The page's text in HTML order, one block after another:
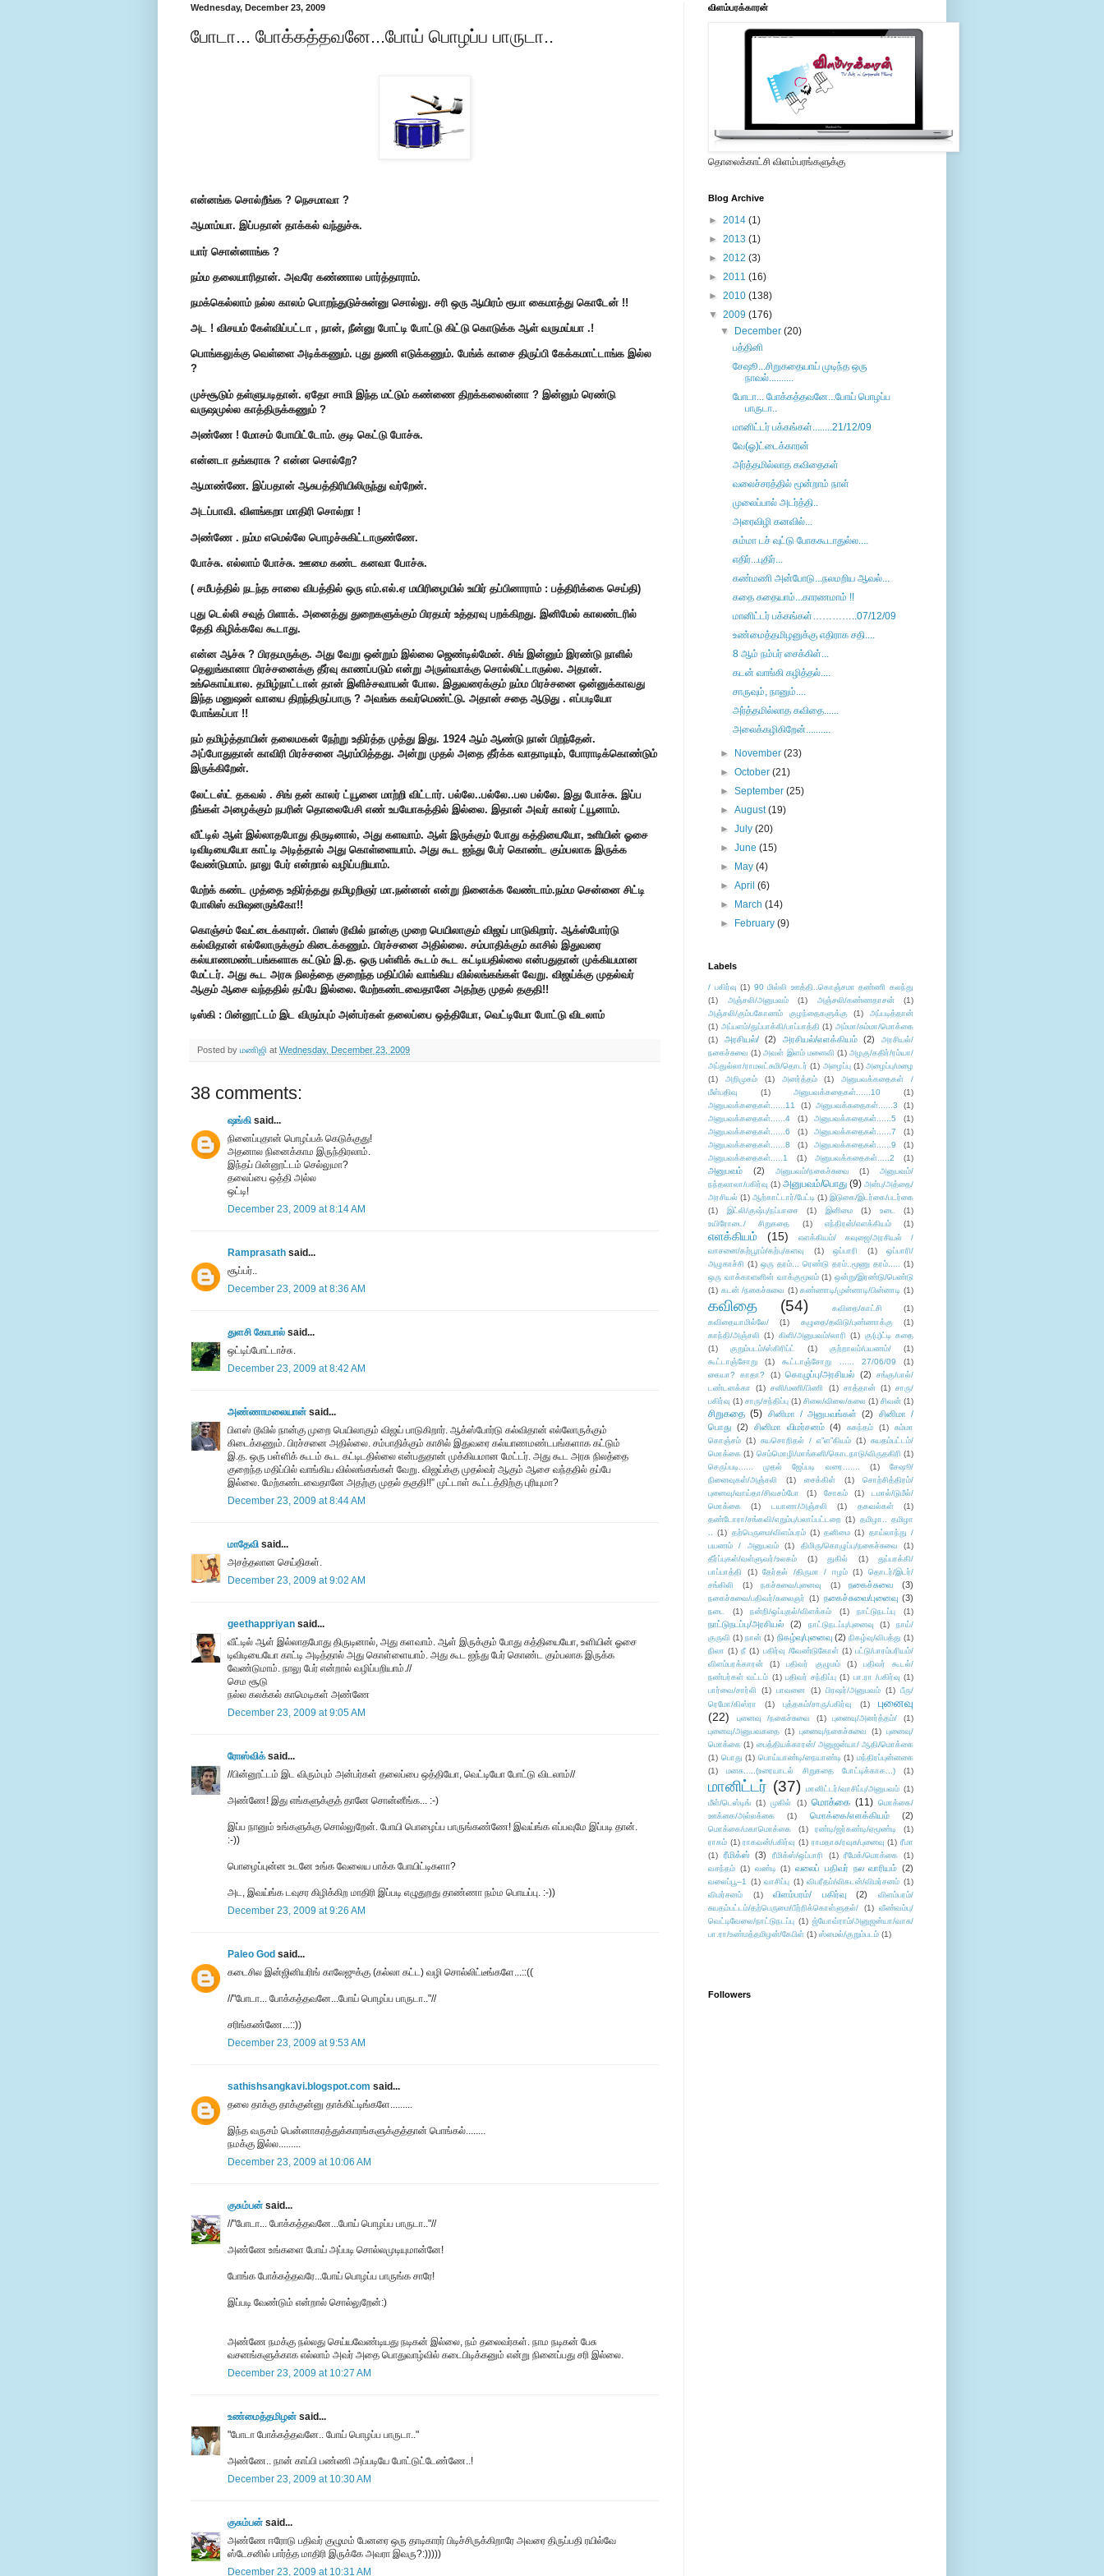
Wednesday, December 23, 2009
போடா... போக்கத்தவனே...போய் பொழப்ப பாருடா..
என்னங்க சொல்றீங்க ? நெசமாவா ?
ஆமாம்யா. இப்பதான் தாக்கல் வந்துச்சு.
யார் சொன்னாங்க ?
நம்ம தலையாரிதான். அவரே கண்ணால பார்த்தாராம்.
நமக்கெல்லாம் நல்ல காலம் பொறந்துடுச்சுன்னு சொல்லு. சரி ஒரு ஆயிரம் ரூபா கைமாத்து கொடேன் !!
அட ! விசயம் கேள்விப்பட்டா , நான், நீன்னு போட்டி போட்டு கிட்டு கொடுக்க ஆள் வருமய்யா .!
பொங்கலுக்கு வெள்ளை அடிக்கணும். புது துணி எடுக்கணும். பேங்க் காசை திருப்பி கேக்கமாட்டாங்க இல்ல
?
முச்சூடும் தள்ளுபடிதான். ஏதோ சாமி இந்த மட்டும் கண்ணை திறக்கலைன்னா ? இன்னும் ரெண்டு
வருஷமுல்ல காத்திருக்கணும் ?
அண்ணே ! மோசம் போயிட்டோம். குடி கெட்டு போச்சு.
என்னடா தங்கராசு ? என்ன சொல்றே?
ஆமாண்ணே. இப்பதான் ஆசுபத்திரியிலிருந்து வர்றேன்.
அடப்பாவி. விளங்கறா மாதிரி சொல்றா !
அண்ணே . நம்ம எமெல்லே பொழச்சுகிட்டாருண்ணே.
போச்சு. எல்லாம் போச்சு. ஊமை கண்ட கனவா போச்சு.
( சமீபத்தில் நடந்த சாலை விபத்தில் ஒரு எம்.எல்.ஏ மயிரிழையில் உயிர் தப்பினாராம் : பத்திரிக்கை செய்தி)
புது டெல்லி சவுத் பிளாக். அனைத்து துறைகளுக்கும் பிரதமர் உத்தரவு பறக்கிறது. இனிமேல் காலண்டரில்
தேதி கிழிக்கவே கூடாது.
என்ன ஆச்சு ? பிரதமருக்கு. அது வேறு ஒன்றும் இல்லை ஜெண்டில்மேன். சிங் இன்னும் இரண்டு நாளில்
தெலுங்கானா பிரச்சனைக்கு தீர்வு காணப்படும் என்று அருள்வாக்கு சொல்லிட்டாருல்ல. அதான்.
உங்கொய்யால. தமிழ்நாட்டான் தான் இளிச்சவாயன் போல. இதுவரைக்கும் நம்ம பிரச்சனை ஒன்னுக்காவது
இந்த மனுஷன் வாயை திறந்திருப்பாரு ? அவங்க கவர்மெண்ட்டு. அதான் சதை ஆடுது . எப்படியோ
போங்கப்பா !!
நம் தமிழ்த்தாயின் தலைமகன் நேற்று உதிர்த்த முத்து இது. 1924 ஆம் ஆண்டு நான் பிறந்தேன்.
அப்போதுதான் காவிரி பிரச்சனை ஆரம்பித்தது. அன்று முதல் அதை தீர்க்க வாதாடியும், போராடிக்கொண்டும்
இருக்கிறேன்.
லேட்டஸ்ட் தகவல் . சிங் தன் காலர் ட்யூனை மாற்றி விட்டார். பல்லே..பல்லே..பல பல்லே. இது போச்சு. இப்ப
நீங்கள் அழைக்கும் நபரின் தொலைபேசி எண் உபயோகத்தில் இல்லை. இதான் அவர் காலர் ட்யூனாம்.
வீட்டில் ஆள் இல்லாதபோது திருடினால், அது களவாம். ஆள் இருக்கும் போது கத்தியையோ, உளியின் ஓசை
டிவிடியையோ காட்டி அடித்தால் அது கொள்ளையாம். அது கூட ஐந்து பேர் கொண்ட கும்பலாக இருக்க
வேண்டுமாம். நாலு பேர் என்றால் வழிப்பறியாம்.
மேற்க் கண்ட முத்தை உதிர்த்தது தமிழறிஞர் மா.நன்னன் என்று நினைக்க வேண்டாம்.நம்ம சென்னை சிட்டி
போலிஸ் கமிஷனருங்கோ!!
கொஞ்சம் வேட்டைக்காரன். பிளஸ் டூவில் நான்கு முறை பெயிலாகும் விஜய் பாடுகிறார். ஆக்ஸ்போர்டு
கல்விதான் எல்லோருக்கும் கிடைக்கணும். பிரச்சனை அதில்லை. சம்பாதிக்கும் காசில் இதுவரை
கல்யாணமண்டபங்களாக கட்டும் இ.த. ஒரு பள்ளிக் கூடம் கூட கட்டியதில்லை என்பதுதான் முக்கியமான
மேட்டர். அது கூட அரசு நிலத்தை குறைந்த மதிப்பில் வாங்கிய வில்லங்கங்கள் வேறு. விஜய்க்கு முதல்வர்
ஆகும் ஆசை வந்ததில் தப்பே இல்லை. மேற்கண்டவைதானே அதற்கு முதல் தகுதி!!
டிஸ்கி : பின்னூட்டம் இட விரும்பும் அன்பர்கள் தலைப்பை ஒத்தியோ, வெட்டியோ போட்டு விடலாம்
Posted by மணிஜி at Wednesday, December 23, 2009
38 comments:
ஷங்கி said...
நினைப்புதான் பொழப்பக் கெடுக்குது!
அதனால நினைக்காம இருந்திரலாம்.
இந்தப் பின்னூட்டம் செல்லுமா?
தலைப்பை ஒத்தி அல்ல
ஒட்டி!
December 23, 2009 at 8:14 AM
Ramprasath said...
சூப்பர்..
December 23, 2009 at 8:36 AM
துளசி கோபால் said...
ஒட்டிப்போட்டாச்சு.
December 23, 2009 at 8:42 AM
அண்ணாமலையான் said...
பிளஸ் டூவில் நான்கு முறை பெயிலாகும் விஜய் பாடுகிறார். ஆக்ஸ்போர்டு கல்விதான் எல்லோருக்கும்
கிடைக்கணும். பிரச்சனை அதில்லை. சம்பாதிக்கும் காசில் இதுவரை கல்யாணமண்டபங்களாக கட்டும்
இ.த. ஒரு பள்ளிக் கூடம் கூட கட்டிடதில்லை என்பதுதான் முக்கியமான மேட்டர். அது கூட அரசு நிலத்தை
குறைந்த மதிப்பில் வாங்கிய வில்லங்கங்கள் வேறு. விஜய்க்கு முதல்வர் ஆகும் ஆசை வந்ததில் தப்பே
இல்லை. மேற்கண்டவைதானே அதற்கு முதல் தகுதி!!” முட்டாள் கூட்டத்திற்கு புரியுமா?
December 23, 2009 at 8:44 AM
மாதேவி said...
அசத்தலான செய்திகள்.
December 23, 2009 at 9:02 AM
geethappriyan said...
வீட்டில் ஆள் இல்லாதபோது திருடினால், அது களவாம். ஆள் இருக்கும் போது கத்தியையோ, உளியின் ஓசை
டிவிடியையோ காட்டி அடித்தால் அது கொள்ளையாம். அது கூட ஐந்து பேர் கொண்ட கும்பலாக இருக்க
வேண்டுமாம். நாலு பேர் என்றால் வழிப்பறியாம்.//
செம சூடு
நல்ல கலக்கல் காமெடிகள் அண்ணே
December 23, 2009 at 9:05 AM
ரோஸ்விக் said...
//பின்னூட்டம் இட விரும்பும் அன்பர்கள் தலைப்பை ஒத்தியோ, வெட்டியோ போட்டு விடலாம்//
அண்ணே! இது எங்களுக்குத் தானே சொன்னீங்க... :-)
இப்ப நானும் உங்களுக்கு சொல்லுறேன். போயி பொழைப்ப பாருங்கண்ணே! இவய்ங்க எப்பவுமே இப்படி தான்.
:-))
பொழைப்புன்ன உடனே உங்க வேலைய பாக்க போயிட்டிகளா?
அட, இவய்ங்க டவுசர கிழிக்கிற மாதிரி இப்படி எழுதுறது தாண்ணா நம்ம பொயப்பு. :-))
December 23, 2009 at 9:26 AM
Paleo God said...
கடைசில இன்ஜினியரிங் காலேஜுக்கு (கல்லா கட்ட) வழி சொல்லிட்டீங்களே...::((
//"போடா... போக்கத்தவனே...போய் பொழப்ப பாருடா.."//
சரிங்கண்ணே...::))
December 23, 2009 at 9:53 AM
sathishsangkavi.blogspot.com said...
தலை தாக்கு தாக்குன்னு தாக்கிட்டிங்களே.........
இந்த வருசம் பென்னாகரத்துக்காரங்களுக்குத்தான் பொங்கல்........
நமக்கு இல்ல.........
December 23, 2009 at 10:06 AM
குசும்பன் said...
//"போடா... போக்கத்தவனே...போய் பொழப்ப பாருடா.."//
அண்ணே உங்களை போய் அப்படி சொல்லமுடியுமான்னே!
போங்க போக்கத்தவரே...போய் பொழப்ப பாருங்க சாரே!
இப்படி வேண்டும் என்றால் சொல்லுறேன்:)
அண்ணே நமக்கு நல்லது செய்யவேண்டியது நடிகன் இல்லை, நம் தலைவர்கள். நாம நடிகன் பேசு
வசனங்களுக்காக எல்லாம் அவர் அதை பொதுவாழ்வில் கடைபிடிக்கனும் என்று நினைப்பது சரி இல்லை.
December 23, 2009 at 10:27 AM
உண்மைத்தமிழன் said...
"போடா போக்கத்தவனே.. போய் பொழப்ப பாருடா.."
அண்ணே.. நான் காப்பி பண்ணி அப்படியே போட்டுட்டேண்ணே..!
December 23, 2009 at 10:30 AM
குசும்பன் said...
அண்ணே ஈரோடு பதிவர் குழுமம் பேனரை ஒரு தாடிகாரர் பிடிச்சிருக்கிறாரே அவரை திருப்பதி ரயில்வே
ஸ்டேசனில் பார்த்த மாதிரி இருக்கே அவரா இவரு?:)))))
December 23, 2009 at 10:31 AM
விளம்பரக்காரன்
தொலைக்காட்சி விளம்பரங்களுக்கு
Blog Archive
► 2014 (1)
► 2013 (1)
► 2012 (3)
► 2011 (16)
► 2010 (138)
▼ 2009 (176)
▼
December(20)
பத்தினி
சேஷூ...சிறுகதையாய் முடிந்த ஒரு
நாவல்..........
போடா... போக்கத்தவனே...போய் பொழப்ப
பாருடா..
மானிட்டர் பக்கங்கள்........21/12/09
வே(ஓ)ட்டைக்காரன்
அர்த்தமில்லாத கவிதைகள்
வலைச்சரத்தில் மூன்றாம் நாள்
முலைப்பால் அடர்த்தி..
அரைவிழி கனவில்...
சும்மா டச் வுட்டு போககூடாதுல்ல....
எதிர்...புதிர்...
கண்மணி அன்போடு...நலமறிய ஆவல்...
கதை கதையாம்...காரணமாம் !!
மானிட்டர் பக்கங்கள்…………..07/12/09
உண்மைத்தமிழனுக்கு எதிராக சதி....
8 ஆம் நம்பர் சைக்கிள்...
கடன் வாங்கி கழித்தல்....
சாருவும், நானும்....
அர்த்தமில்லாத கவிதை......
அலைக்கழிகிறேன்..........
► November(23)
►October(21)
►September(25)
►August(19)
►July(20)
►June(15)
►
May(4)
►April(6)
►
March(14)
►
February(9)
Labels
/ பகிர்வு (1) 90 மில்லி ஊத்தி..கொஞ்சமா தண்ணி கலந்து
(1)
அஞ்சலி/அனுபவம் (1) அஞ்சலி/கண்ணதாசன்
(1)
அஞ்சலி/கும்பகோணம் குழந்தைகளுக்கு
(1)
அப்படித்தான்
(1) அப்பளம்/துப்பாக்கி/பாப்பாத்தி (1) அம்மா/சும்மா/மொக்கை
(1)
அரசியல்/ (2) அரசியல்/எளக்கியம் (2)
அரசியல்/
நகைச்சுவை (1) அவள் இளம் மனைவி (1) அழகு/கதிர்/ரம்யா/
அப்துல்லா/ராமலட்சுமி/தொடர் (1) அழைப்பு (1) அழைப்பு/மழை
(1)
அறிமுகம் (1) அனர்த்தம் (1)
அனுபவக்கதைகள் /
மீள்பதிவு
(1) அனுபவக்கதைகள்......10
(1)
அனுபவக்கதைகள்......11
(1) அனுபவக்கதைகள்......3
(1)
அனுபவக்கதைகள்......4
(1) அனுபவக்கதைகள்......5
(1)
அனுபவக்கதைகள்......6
(1) அனுபவக்கதைகள்......7
(1)
அனுபவக்கதைகள்......8
(1) அனுபவக்கதைகள்......9
(1)
அனுபவக்கதைகள்.....1
(1) அனுபவக்கதைகள்.....2 (1)
அனுபவம் (2) அனுபவம்/நகைச்சுவை (1)
அனுபவம்/
நந்தலாலா/பகிர்வு (1) அனுபவம்/பொது (9) அன்பு/அத்தை/
அரசியல் (1) ஆற்காட்டார்/பேட்டி (1) இடுகை/இடர்கை/படர்கை
(1)
இட்லி/குஷ்பு/நப்பாசை (1) இனிமை (1) உடை
(1)
உயிரோடை/ சிறுகதை
(1) எந்திரன்/எளக்கியம் (1)
எளக்கியம் (15)
எளக்கியம்/ கவுஜை/அரசியல் /
வாசனை/கற்பூரம்/கற்பு/களவு
(1) ஒப்பாரி (1)
ஒப்பாரி/
அழுகாச்சி (1) ஒரு தரம்... ரெண்டு தரம்..மூணு தரம்..... (1)
ஒரு வாக்காளனின் வாக்குமூலம் (1) ஒன்று/இரண்டு/பெண்டு
(1) கடன் /நகைச்சுவை (1) கண்ணாடி/முன்னாடி/பின்னாடி (1)
கவிதை (54) கவிதை/காட்சி
(1)
கவிதையாமில்லே/
(1) கழுதை/தவிடு/புண்ணாக்கு
(1)
காந்தி/அஞ்சலி (1) கிளி/அனுபவம்/லாரி (1) கு(பு)ட்டி கதை
(1)
குறும்படம்/ஸ்கிரிப்ட் (1) குற்றாலம்/பயணம்/
(1)
கூட்டாஞ்சோறு
(1) கூட்டாஞ்சோறு ...... 27/06/09
(1)
கையா? காதா?
(1) கொழுப்பு/அரசியல் (2)
சங்கு/பால்/
டண்டனக்கா
(1) சனி/மணி/பிணி (1) சாத்தான் (1) சாரு/
பகிர்வு (1) சாரு/சந்திப்பு (1) சிலை/விலை/கலை (1) சிவன் (1)
சிறுகதை (5) சினிமா / அனுபவங்கள் (2)
சினிமா /
பொது (2) சினிமா விமர்சனம் (4) சுகந்தம் (1)
சும்மா
கொஞ்சம் (1) சுயசொறிதல் / எ”ள”கியம் (1) சுயதம்பட்டம்/
மொக்கை (1) செம்மொழி/மாங்கனி/கொடநாடு/விருதகிரி (1)
செருப்படி...... முதல் ஜேப்படி வரை.......
(1)
சேஷூ/
நினைவுகள்/அஞ்சலி
(1) சைக்கிள் (1)
சொற்சித்திரம்/
புனைவு/வாய்தா/சிவசம்போ
(1) சோகம் (1)
டமால்/டுமீல்/
மொக்கை
(1) டயானா/அஞ்சலி (1) தகவல்கள்
(1)
தண்டோரா/சங்கவி/எறும்பு/பலாப்பட்டறை (1) தமிழா.. தமிழா
.. (1) தற்பெருமை/விளம்பரம் (1) தனிமை (1) தாய்லாந்து /
பயணம் / அனுபவம்
(1) திமிரு/கொழுப்பு/நகைச்சுவை
(1)
தீர்ப்புகள்/வள்ளுவர்/உலகம்
(1) துகில் (1)
துப்பாக்கி/
பாப்பாத்தி
(1) தேர்தல் /திருமா / ஈழம் (1)
தொடர்/இடர்/
சங்கிலி
(1) நகச்சுவை/புனைவு (1) நகைச்சுவை (3)
நகைச்சுவை/பதிவர்/கலைஞர் (1) நகைச்சுவை/புனைவு (3)
நடை (1) நன்றி/ஒப்புதல்/விளக்கம் (1) நாட்டுநடப்பு (1)
நாட்டுநடப்பு/அரசியல் (2) நாட்டுநடப்பு/புனைவு (1)
நாய்/
குருவி (1) நான் (1) நிகழ்வு/புனைவு (2) நிகழ்வு/விபத்து (1)
நிலா (1) நீ (1) பகிர்வு /வேண்டுகோள் (1) பட்டு/பாரம்பரியம்/
விளம்பரக்காரன்
(1) பதிவர் குழுமம் (1)
பதிவர் கூடல்/
நண்பர்கள் வட்டம் (1) பதிவர் சந்திப்பு (1) பா.ரா /பகிர்வு (1)
பார்வை/சார்லி
(1) பாவனை (1) பிரஷர்/அனுபவம் (1) பீரு/
ரெமோ/கிஸ்ரா
(1) புத்தகம்/சாரு/பகிர்வு (1)
புனைவு
(22)
புனைவு /நகைச்சுவை (1) புனைவு/அனர்த்தம்/
(1)
புனைவு/அனுபவகதை (1) புனைவு/நகைச்சுவை (1) புனைவு/
மொக்கை (1) பைத்தியக்காரன்/ அனுஜன்யா/ ஆதி/மொக்கை
(1) பொது (1) பொய்யாண்டி/நையாண்டி (1) மந்திரப்புன்னகை
(1)
மனசு.....(உரையாடல் சிறுகதை போட்டிக்காக...) (1)
மானிட்டர் (37) மானிட்டர்/வாசிப்பு/அனுபவம் (1)
மீள்/டெஸ்டிங் (1) முகில் (1) மொக்கை (11) மொக்கை/
ஊக்கை/அல்லக்கை
(1) மொக்கை/எளக்கியம் (2)
மொக்கை/மகாமொக்கை (1) ரண்டி/ஜர்கண்டி/ஏமூண்டி
(1)
ராகம் (1) ராகவன்/பகிர்வு (1) ராமதாசு/ரவுசு/புனைவு (1) ரீமா
(1)
ரீமிக்ஸ் (3) ரீமிக்ஸ்/ஒப்பாரி (1) ரீமேக்/மொக்கை
(1)
வசந்தம் (1) வண்டி (1) வலைப் பதிவர் நல வாரியம் (2)
வலைப்பூ--1 (1) வாசிப்பு (1) விபரீதம்/விகடன்/விமர்சனம் (1)
விமர்சனம்
(1) விளம்பரம்/ பகிர்வு (2)
விளம்பரம்/
சுயதம்பட்டம்/தற்பெருமை/பீற்றிக்கொள்ளுதல்/
(1) வீண்வம்பு/
வெட்டிவேலை/நாட்டுநடப்பு (1) ஜ்யோவ்ராம்/அனுஜன்யா/வாசு/
பா.ரா/உண்மத்தமிழன்/கேபிள் (1) ஸ்மைல்/குறும்படம் (1)
Followers